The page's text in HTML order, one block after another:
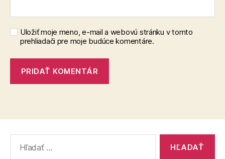
Uložiť moje meno, e-mail a webovú stránku v tomto
prehliadači pre moje budúce komentáre.